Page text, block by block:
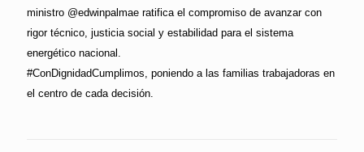
ministro @edwinpalmae ratifica el compromiso de avanzar con
rigor técnico, justicia social y estabilidad para el sistema
energético nacional.
#ConDignidadCumplimos, poniendo a las familias trabajadoras en
el centro de cada decisión.